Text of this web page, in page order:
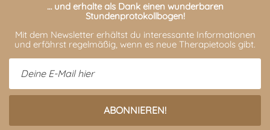
… und erhalte als Dank einen wunderbaren
Stundenprotokollbogen!
Mit dem Newsletter erhältst du interessante Informationen
und erfährst regelmäßig, wenn es neue Therapietools gibt.